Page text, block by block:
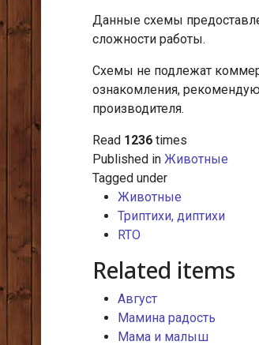
Данные схемы
сложности работы.
Схемы не подлежат
ознакомления,
производителя.
Read 1236 times
Published in Животные
Tagged under
Животные
Триптихи, диптихи
RTO
Related items
Август
Мамина радость
Мама и малыш